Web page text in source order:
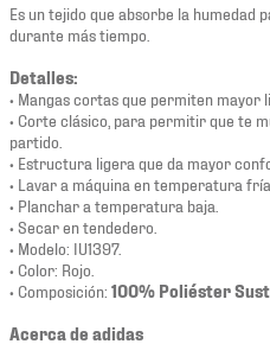
Es un tejido que absorbe la humedad
durante más tiempo.
Detalles:
• Mangas cortas que permiten mayor
• Corte clásico, para permitir que te
partido.
• Estructura ligera que da mayor
• Lavar a máquina en temperatura fría.
• Planchar a temperatura baja.
• Secar en tendedero.
• Modelo: IU1397.
• Color: Rojo.
• Composición: 100% Poliéster
Acerca de adidas